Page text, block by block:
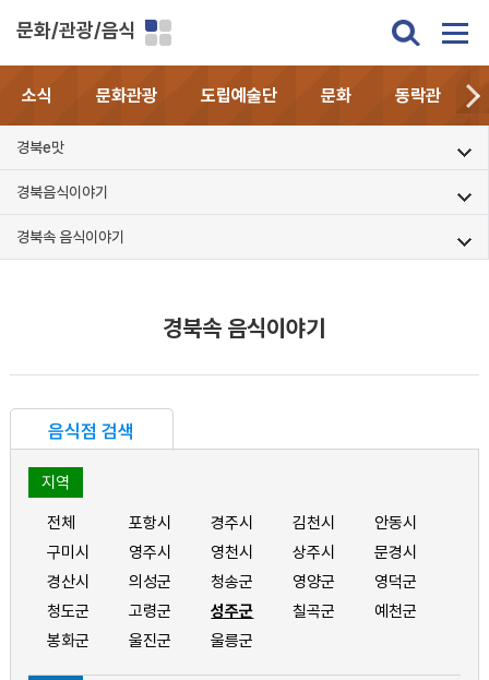
문화/관광/음식
소식 문화관광 도립예술단 문화 동락관
경북e맛
경북음식이야기
경북속 음식이야기
경북속 음식이야기
음식점 검색
지역
전체 포항시 경주시 김천시
안동시
구미시
영주시 영천시 상주시
문경시
경산시
의성군 청송군 영양군
영덕군
청도군
고령군 성주군 칠곡군
예천군
봉화군
울진군 울릉군